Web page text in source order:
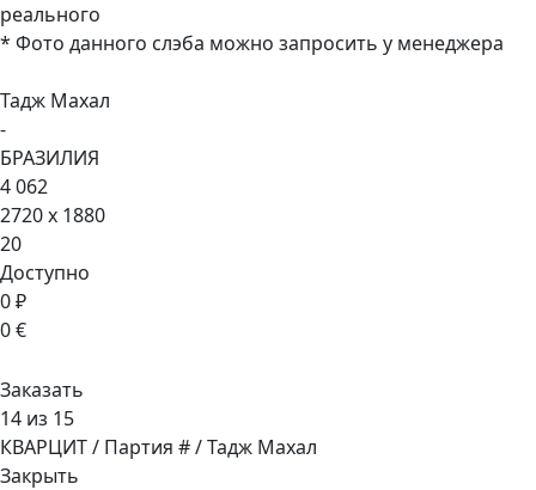
реального
* Фото данного слэба можно запросить у менеджера
Тадж Махал
-
БРАЗИЛИЯ
4 062
2720 x 1880
20
Доступно
0 ₽
0 €
Заказать
14 из 15
КВАРЦИТ / Партия # / Тадж Махал
Закрыть